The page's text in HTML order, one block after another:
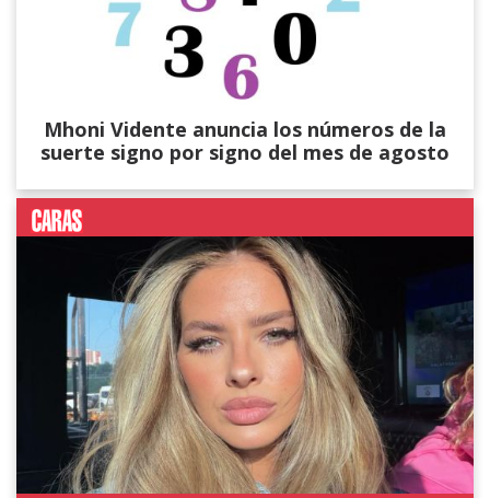
Mhoni Vidente anuncia los números de la
suerte signo por signo del mes de agosto